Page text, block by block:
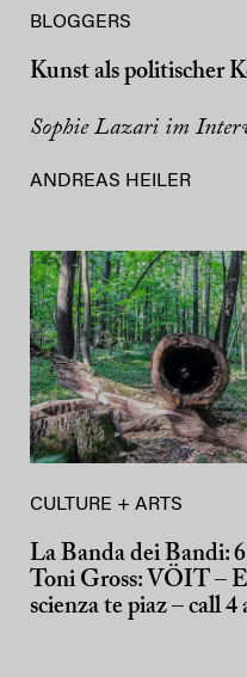
BLOGGERS
Kunst als politischer
Sophie Lazari im
ANDREAS HEILER
CULTURE + ARTS
La Banda dei Bandi:
Toni Gross: VÖIT –
scienza te piaz – call 4